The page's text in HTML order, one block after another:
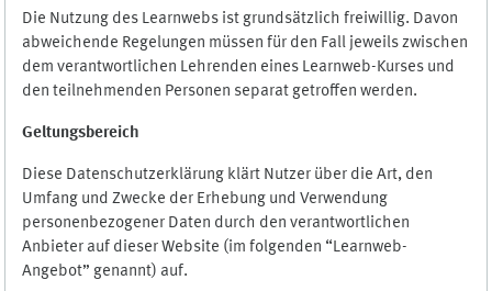
Die Nutzung des Learnwebs ist grundsätzlich freiwillig. Davon
abweichende Regelungen müssen für den Fall jeweils zwischen
dem verantwortlichen Lehrenden eines Learnweb-Kurses und
den teilnehmenden Personen separat getroffen werden.
Geltungsbereich
Diese Datenschutzerklärung klärt Nutzer über die Art, den
Umfang und Zwecke der Erhebung und Verwendung
personenbezogener Daten durch den verantwortlichen
Anbieter auf dieser Website (im folgenden “Learnweb-
Angebot” genannt) auf.